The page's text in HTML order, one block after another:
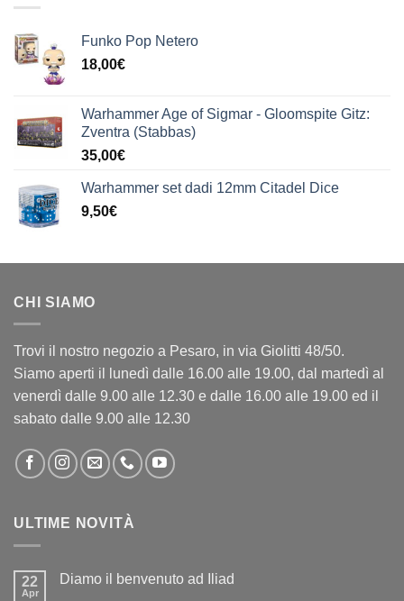
Funko Pop Netero
18,00€
Warhammer Age of Sigmar - Gloomspite Gitz:
Zventra (Stabbas)
35,00€
Warhammer set dadi 12mm Citadel Dice
9,50€
CHI SIAMO
Trovi il nostro negozio a Pesaro, in via Giolitti 48/50.
Siamo aperti il lunedì dalle 16.00 alle 19.00, dal martedì al
venerdì dalle 9.00 alle 12.30 e dalle 16.00 alle 19.00 ed il
sabato dalle 9.00 alle 12.30
ULTIME NOVITÀ
22
Apr
Diamo il benvenuto ad Iliad